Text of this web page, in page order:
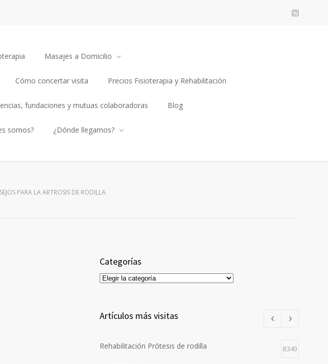
Masajes a Domicilio
Cómo concertar visita Precios Fisioterapia y Rehabilitación
fundaciones y mutuas colaboradoras Blog
somos? ¿Dónde llegamos?
PARA LA ARTROSIS DE RODILLA
Categorías
Categorías
Artículos más visitas
Rehabilitación Prótesis de rodilla 8349